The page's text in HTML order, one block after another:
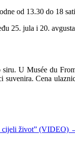
od 13.30 do 18
25. jula i 20.
U Musée du
Cena
cijeli život” (VIDEO)